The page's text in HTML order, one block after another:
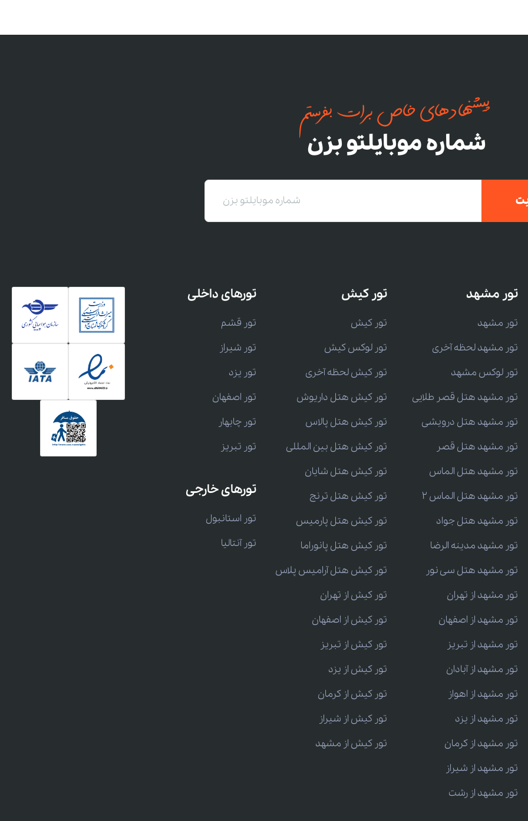
پیشنهادهای خاص برات بفرستم
شماره موبایلتو بزن
تور مشهد
تور مشهد
تور مشهد لحظه آخری
تور لوکس مشهد
تور مشهد هتل قصر طلایی
تور مشهد هتل درویشی
تور مشهد هتل قصر
تور مشهد هتل الماس
تور مشهد هتل الماس 2
تور مشهد هتل جواد
تور مشهد مدینه الرضا
تور مشهد هتل سی نور
تور مشهد از تهران
تور مشهد از اصفهان
تور مشهد از تبریز
تور مشهد از آبادان
تور مشهد از اهواز
تور مشهد از یزد
تور مشهد از کرمان
تور مشهد از شیراز
تور مشهد از رشت
تور کیش
تور کیش
تور لوکس کیش
تور کیش لحظه آخری
تور کیش هتل داریوش
تور کیش هتل پالاس
تور کیش هتل بین المللی
تور کیش هتل شایان
تور کیش هتل ترنج
تور کیش هتل پارمیس
تور کیش هتل پانوراما
تور کیش هتل آرامیس پلاس
تور کیش از تهران
تور کیش از اصفهان
تور کیش از تبریز
تور کیش از یزد
تور کیش از کرمان
تور کیش از شیراز
تور کیش از مشهد
تورهای داخلی
تور قشم
تور شیراز
تور یزد
تور اصفهان
تور چابهار
تور تبریز
تورهای خارجی
تور استانبول
تور آنتالیا